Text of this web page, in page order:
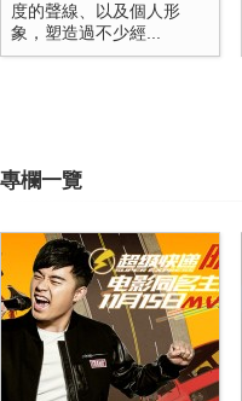
度的聲線、以及個人形
象，塑造過不少經...
專欄一覽